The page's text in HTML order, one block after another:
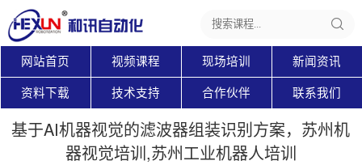
网站首页 视频课程 现场培训 新闻资讯
资料下载 技术支持 合作伙伴 联系我们
基于AI机器视觉的滤波器组装识别方案，苏州机
器视觉培训,苏州工业机器人培训